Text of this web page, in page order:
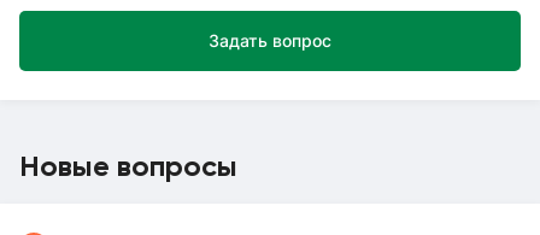
Задать вопрос
Новые вопросы